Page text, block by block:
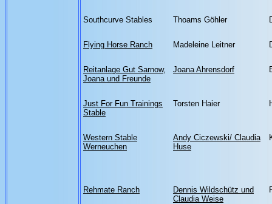
Southcurve Stables Thoams Göhler
Flying Horse Ranch Madeleine Leitner
Reitanlage Gut Sarnow,
Joana und Freunde
Joana Ahrensdorf
Just For Fun Trainings
Stable
Torsten Haier
Western Stable
Werneuchen
Andy Ciczewski/ Claudia
Huse
Rehmate Ranch
Dennis Wildschütz und
Claudia Weise